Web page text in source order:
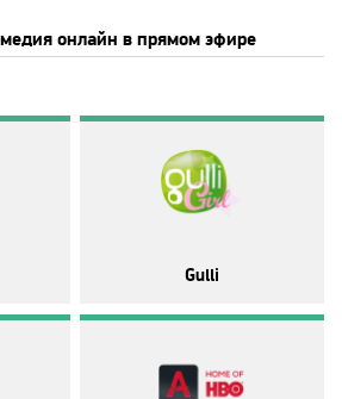
онлайн в прямом эфире
Gulli